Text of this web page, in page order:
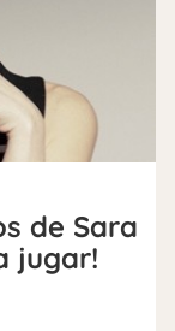
de Sara
jugar!